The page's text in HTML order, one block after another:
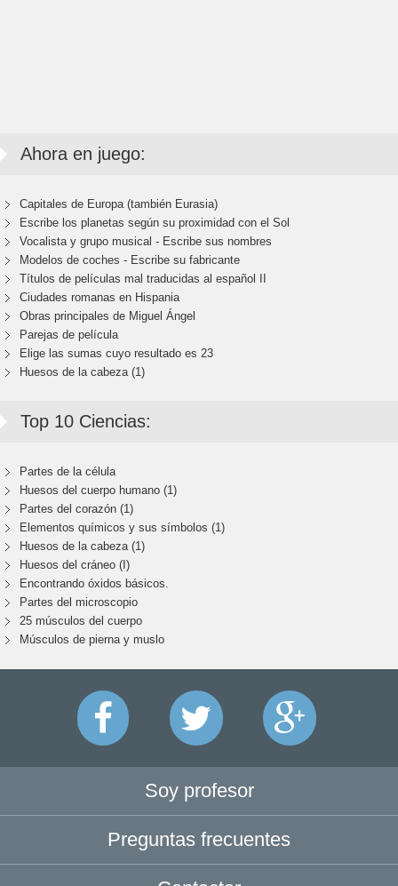
Ahora en juego:
Capitales de Europa (también Eurasia)
Escribe los planetas según su proximidad con el Sol
Vocalista y grupo musical - Escribe sus nombres
Modelos de coches - Escribe su fabricante
Títulos de películas mal traducidas al español II
Ciudades romanas en Hispania
Obras principales de Miguel Ángel
Parejas de película
Elige las sumas cuyo resultado es 23
Huesos de la cabeza (1)
Top 10 Ciencias:
Partes de la célula
Huesos del cuerpo humano (1)
Partes del corazón (1)
Elementos químicos y sus símbolos (1)
Huesos de la cabeza (1)
Huesos del cráneo (I)
Encontrando óxidos básicos.
Partes del microscopio
25 músculos del cuerpo
Músculos de pierna y muslo
Soy profesor
Preguntas frecuentes